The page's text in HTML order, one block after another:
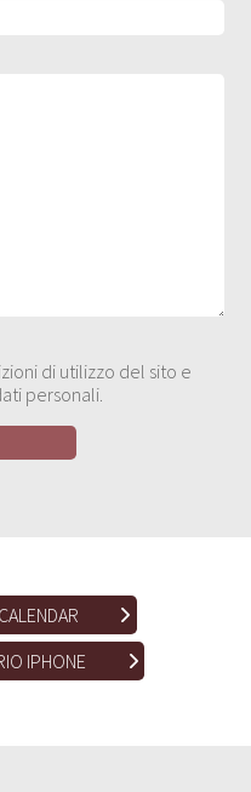
di utilizzo del sito e
personali.
IPHONE